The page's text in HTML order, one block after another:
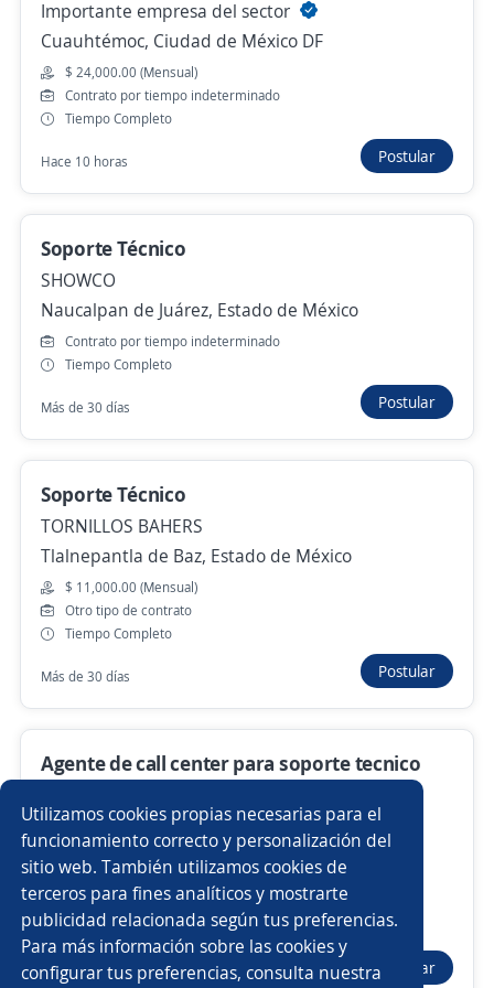
Utilizamos cookies propias necesarias para el
funcionamiento correcto y personalización del
sitio web. También utilizamos cookies de
terceros para fines analíticos y mostrarte
publicidad relacionada según tus preferencias.
Para más información sobre las cookies y
configurar tus preferencias, consulta nuestra
Atizapán de Zaragoza, Estado de México
$ 10,000.00 (Mensual)
Hace 11 horas
Ejecutivo de Cuenta Atención al Cliente
Callcenter
4.1
Toluca, Estado de México
$ 9,500.00 (Mensual) + Comisiones
Anterior
Nuevas ofertas de empleo
Empleos similares
Supervisor de promotores
EJECUTIVO DE ATENCIÓN A CLIENTES
Especialista en ventas Teleoperador/a
Ejecutivo bancario Supervisor/a Monitorista GPS
Gestor de Cobranza Representante de servicio al cliente
Asesor/a financiero Ejecutivo de seguros
Buscar es más fácil en la app
Importante empresa del sector
Cuauhtémoc, Ciudad de México DF
$ 24,000.00 (Mensual)
Contrato por tiempo indeterminado
Tiempo Completo
Hace 10 horas Postular
Soporte Técnico
SHOWCO
Naucalpan de Juárez, Estado de México
Contrato por tiempo indeterminado
Tiempo Completo
Más de 30 días Postular
Soporte Técnico
TORNILLOS BAHERS
Tlalnepantla de Baz, Estado de México
$ 11,000.00 (Mensual)
Otro tipo de contrato
Tiempo Completo
Más de 30 días Postular
Agente de call center para soporte tecnico
4.3
Telvista
Cuauhtémoc, Ciudad de México DF
$ 8,300.00 (Mensual)
Contrato por tiempo indeterminado
Tiempo Completo
Hace 3 días Postular